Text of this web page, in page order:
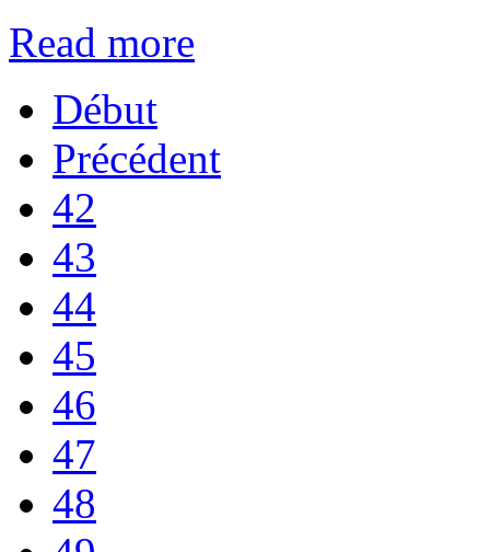
Read more
Début
Précédent
42
43
44
45
46
47
48